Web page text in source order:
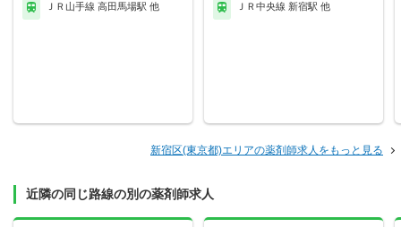
ＪＲ山手線 高田馬場駅 他 ＪＲ中央線 新宿駅 他
新宿区(東京都)エリアの薬剤師求人をもっと見る
近隣の同じ路線の別の薬剤師求人